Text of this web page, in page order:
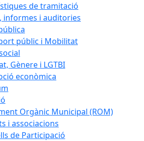
de tramitació
informes i auditories
públic i Mobilitat
Gènere i LGTBI
econòmica
Orgànic Municipal (ROM)
i associacions
de Participació